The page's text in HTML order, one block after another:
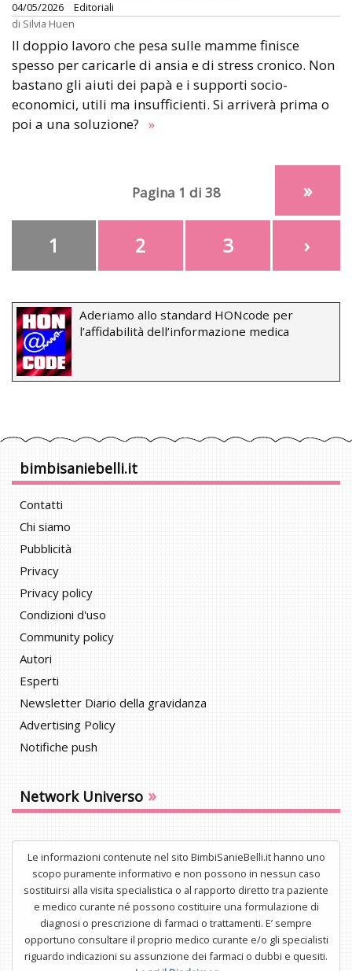
04/05/2026
Editoriali
di Silvia Huen
Il doppio lavoro che pesa sulle mamme finisce
spesso per caricarle di ansia e di stress cronico. Non
bastano gli aiuti dei papà e i supporti socio-
economici, utili ma insufficienti. Si arriverà prima o
poi a una soluzione? »
Pagina 1 di 38
1 2 3 ›
»
Aderiamo allo standard HONcode per
l’affidabilità dell’informazione medica
bimbisaniebelli.it
Contatti
Chi siamo
Pubblicità
Privacy
Privacy policy
Condizioni d'uso
Community policy
Autori
Esperti
Newsletter Diario della gravidanza
Advertising Policy
Notifiche push
Network Universo »
Le informazioni contenute nel sito BimbiSanieBelli.it hanno uno
scopo puramente informativo e non possono in nessun caso
sostituirsi alla visita specialistica o al rapporto diretto tra paziente
e medico curante né possono costituire una formulazione di
diagnosi o prescrizione di farmaci o trattamenti. E’ sempre
opportuno consultare il proprio medico curante e/o gli specialisti
riguardo indicazioni su assunzione dei farmaci o dubbi e quesiti.